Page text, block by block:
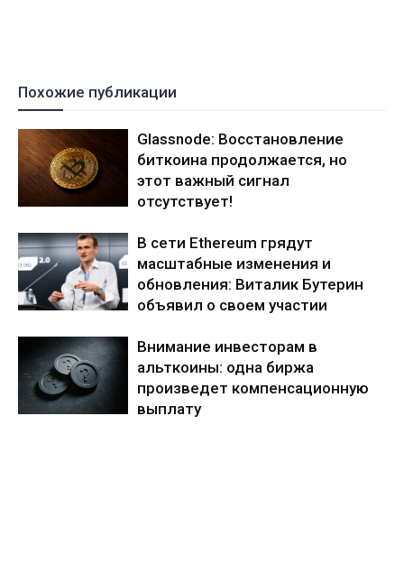
Похожие публикации
Glassnode: Восстановление
биткоина продолжается, но
этот важный сигнал
отсутствует!
В сети Ethereum грядут
масштабные изменения и
обновления: Виталик Бутерин
объявил о своем участии
Внимание инвесторам в
альткоины: одна биржа
произведет компенсационную
выплату